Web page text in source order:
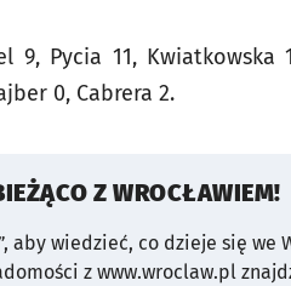
9, Pycia 11,
0, Cabrera 2.
Z WROCŁAWIEM!
aby wiedzieć, co dzieje się we
z www.wroclaw.pl